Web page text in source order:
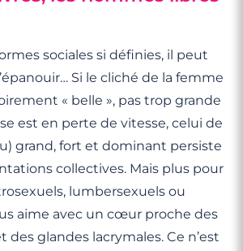
sociales si définies, il peut
Si le cliché de la femme
« belle », pas trop grande
est en perte de vitesse, celui de
grand, fort et dominant persiste
collectives. Mais plus pour
lumbersexuels ou
aime avec un cœur proche des
des glandes lacrymales. Ce n’est